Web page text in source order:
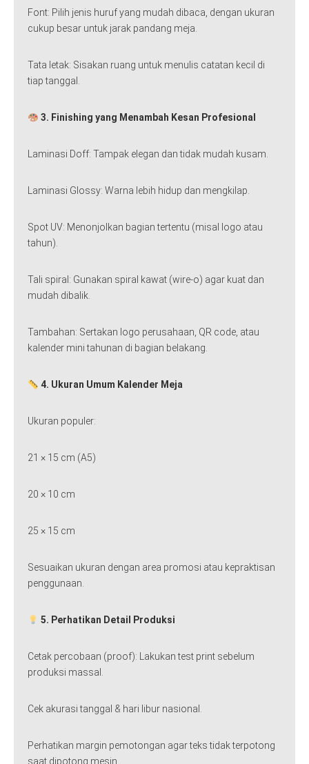
Font: Pilih jenis huruf yang mudah dibaca, dengan ukuran
cukup besar untuk jarak pandang meja.
Tata letak: Sisakan ruang untuk menulis catatan kecil di
tiap tanggal.
3. Finishing yang Menambah Kesan Profesional
Laminasi Doff: Tampak elegan dan tidak mudah kusam.
Laminasi Glossy: Warna lebih hidup dan mengkilap.
Spot UV: Menonjolkan bagian tertentu (misal logo atau
tahun).
Tali spiral: Gunakan spiral kawat (wire-o) agar kuat dan
mudah dibalik.
Tambahan: Sertakan logo perusahaan, QR code, atau
kalender mini tahunan di bagian belakang.
4. Ukuran Umum Kalender Meja
Ukuran populer:
21 × 15 cm (A5)
20 × 10 cm
25 × 15 cm
Sesuaikan ukuran dengan area promosi atau kepraktisan
penggunaan.
5. Perhatikan Detail Produksi
Cetak percobaan (proof): Lakukan test print sebelum
produksi massal.
Cek akurasi tanggal & hari libur nasional.
Perhatikan margin pemotongan agar teks tidak terpotong
saat dipotong mesin.